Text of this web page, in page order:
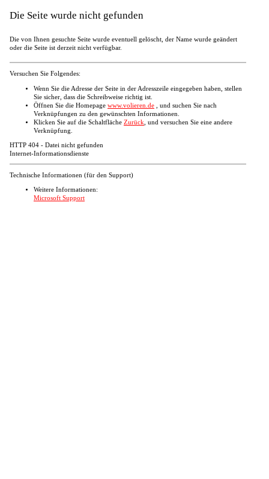
Die Seite wurde nicht gefunden
Die von Ihnen gesuchte Seite wurde eventuell gelöscht, der Name wurde geändert
oder die Seite ist derzeit nicht verfügbar.
Versuchen Sie Folgendes:
Wenn Sie die Adresse der Seite in der Adresszeile eingegeben haben, stellen
Sie sicher, dass die Schreibweise richtig ist.
Öffnen Sie die Homepage www.volieren.de , und suchen Sie nach
Verknüpfungen zu den gewünschten Informationen.
Klicken Sie auf die Schaltfläche Zurück , und versuchen Sie eine andere
Verknüpfung.
HTTP 404 - Datei nicht gefunden
Internet-Informationsdienste
Technische Informationen (für den Support)
Weitere Informationen:
Microsoft Support